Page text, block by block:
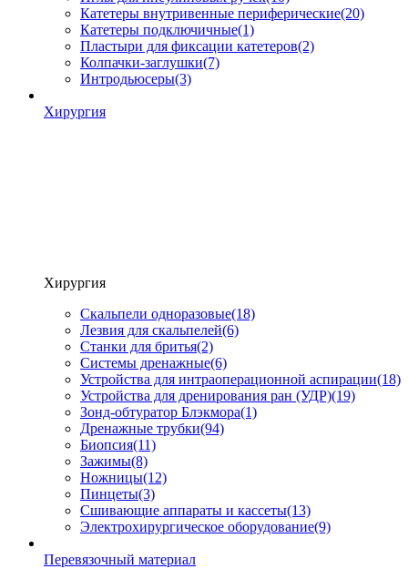
Катетеры внутривенные периферические(20)
Катетеры подключичные(1)
Пластыри для фиксации катетеров(2)
Колпачки-заглушки(7)
Интродьюсеры(3)
Хирургия
Хирургия
Скальпели одноразовые(18)
Лезвия для скальпелей(6)
Станки для бритья(2)
Системы дренажные(6)
Устройства для интраоперационной аспирации(18)
Устройства для дренирования ран (УДР)(19)
Зонд-обтуратор Блэкмора(1)
Дренажные трубки(94)
Биопсия(11)
Зажимы(8)
Ножницы(12)
Пинцеты(3)
Сшивающие аппараты и кассеты(13)
Электрохирургическое оборудование(9)
Перевязочный материал